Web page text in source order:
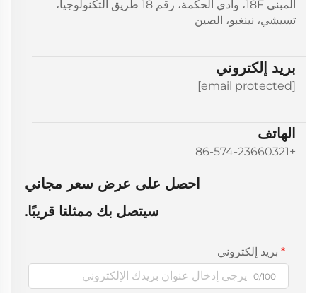
المبنى 18F، وادي الحكمة، رقم 18 طريق التكنولوجيا،
تسيشي، نينغبو، الصين
بريد إلكتروني
[email protected]
الهاتف
+86-574-23660321
احصل على عرض سعر مجاني
سيتصل بك ممثلنا قريبًا.
بريد إلكتروني
0/100